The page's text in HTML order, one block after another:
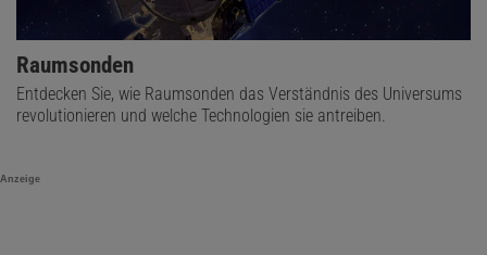
Raumsonden
Entdecken Sie, wie Raumsonden das Verständnis des Universums
revolutionieren und welche Technologien sie antreiben.
Anzeige